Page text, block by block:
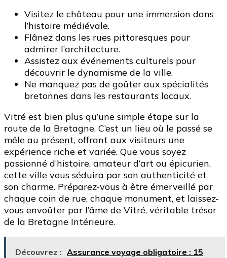
Visitez le château pour une immersion dans
l’histoire médiévale.
Flânez dans les rues pittoresques pour
admirer l’architecture.
Assistez aux événements culturels pour
découvrir le dynamisme de la ville.
Ne manquez pas de goûter aux spécialités
bretonnes dans les restaurants locaux.
Vitré est bien plus qu’une simple étape sur la
route de la Bretagne. C’est un lieu où le passé se
mêle au présent, offrant aux visiteurs une
expérience riche et variée. Que vous soyez
passionné d’histoire, amateur d’art ou épicurien,
cette ville vous séduira par son authenticité et
son charme. Préparez-vous à être émerveillé par
chaque coin de rue, chaque monument, et laissez-
vous envoûter par l’âme de Vitré, véritable trésor
de la Bretagne Intérieure.
Découvrez : Assurance voyage obligatoire : 15